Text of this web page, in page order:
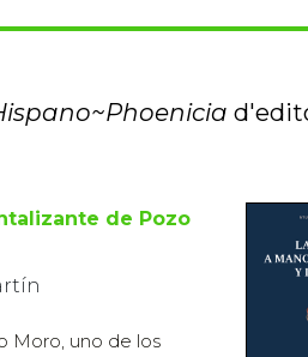
de Pozo
Moro, uno de los